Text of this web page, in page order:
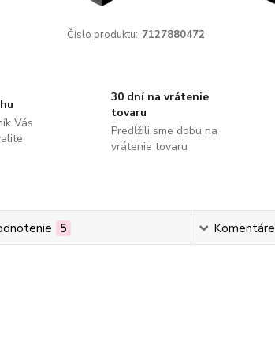
Číslo produktu: 7127880472
Vás
30 dní na vrátenie
tovaru
Predĺžili sme dobu na
vrátenie tovaru
5 Komentáre